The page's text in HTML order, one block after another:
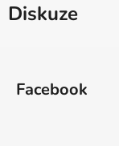
Diskuze
Facebook